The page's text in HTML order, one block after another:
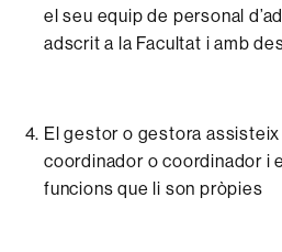
el seu equip de personal
adscrit a la Facultat i amb
El gestor o gestora
coordinador o coordinador i
funcions que li son pròpies